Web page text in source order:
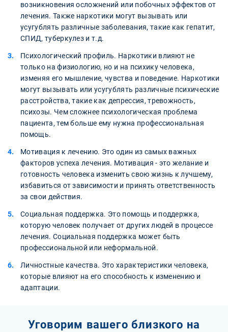
возникновения осложнений или побочных эффектов от
лечения. Также наркотики могут вызывать или
усугублять различные заболевания, такие как гепатит,
СПИД, туберкулез и т.д.
Психологический профиль. Наркотики влияют не
только на физиологию, но и на психику человека,
изменяя его мышление, чувства и поведение. Наркотики
могут вызывать или усугублять различные психические
расстройства, такие как депрессия, тревожность,
психозы. Чем сложнее психологическая проблема
пациента, тем больше ему нужна профессиональная
помощь.
Мотивация к лечению. Это один из самых важных
факторов успеха лечения. Мотивация - это желание и
готовность человека изменить свою жизнь к лучшему,
избавиться от зависимости и принять ответственность
за свои действия.
Социальная поддержка. Это помощь и поддержка,
которую человек получает от других людей в процессе
лечения. Социальная поддержка может быть
профессиональной или неформальной.
Личностные качества. Это характеристики человека,
которые влияют на его способность к изменению и
адаптации.
Уговорим вашего близкого на